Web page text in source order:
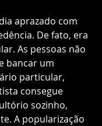
aprazado com
De fato, era
As pessoas não
bancar um
particular,
consegue
sozinho,
A popularização